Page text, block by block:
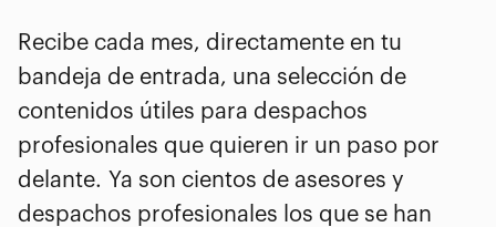
Recibe cada mes, directamente en tu
bandeja de entrada, una selección de
contenidos útiles para despachos
profesionales que quieren ir un paso por
delante. Ya son cientos de asesores y
despachos profesionales los que se han